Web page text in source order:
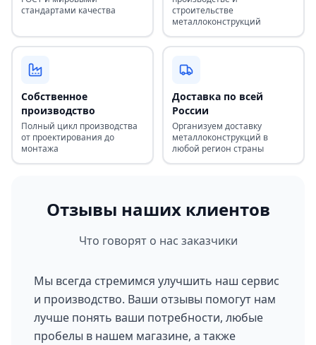
стандартами качества
строительстве
металлоконструкций
Собственное
производство
Полный цикл производства
от проектирования до
монтажа
Доставка по всей
России
Организуем доставку
металлоконструкций в
любой регион страны
Отзывы наших клиентов
Что говорят о нас заказчики
Мы всегда стремимся улучшить наш сервис
и производство. Ваши отзывы помогут нам
лучше понять ваши потребности, любые
пробелы в нашем магазине, а также